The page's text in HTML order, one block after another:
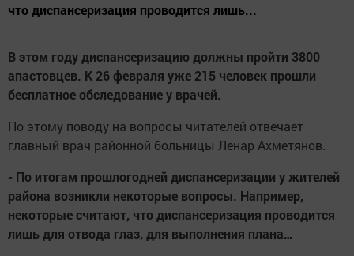
что диспансеризация проводится лишь...
В этом году диспансеризацию должны пройти 3800
апастовцев. К 26 февраля уже 215 человек прошли
бесплатное обследование у врачей.
По этому поводу на вопросы читателей отвечает
главный врач районной больницы Ленар Ахметянов.
- По итогам прошлогодней диспансеризации у жителей
района возникли некоторые вопросы. Например,
некоторые считают, что диспансеризация проводится
лишь для отвода глаз, для выполнения плана…